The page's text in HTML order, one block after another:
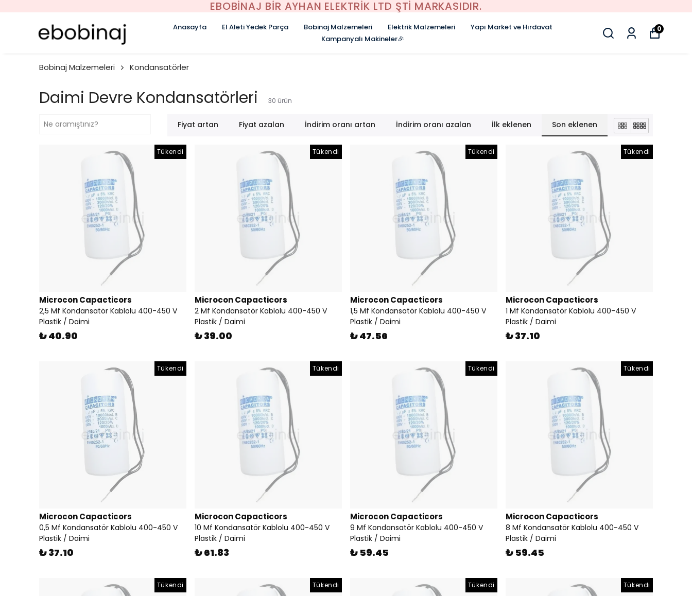
EBOBİNAJ BİR AYHAN ELEKTRİK LTD ŞTİ MARKASIDIR.
Anasayfa El Aleti Yedek Parça Bobinaj Malzemeleri Elektrik Malzemeleri
Yapı Market ve Hırdavat
Kampanyalı Makineler🎉
0
Bobinaj Malzemeleri Kondansatörler
Daimi Devre Kondansatörleri 30 ürün
Fiyat artan Fiyat azalan İndirim oranı artan İndirim oranı azalan İlk eklenen Son eklenen
Tükendi
Microcon Capacticors
2,5 Mf Kondansatör Kablolu 400-450 V
Plastik / Daimi
₺ 40.90
Tükendi
Microcon Capacticors
2 Mf Kondansatör Kablolu 400-450 V
Plastik / Daimi
₺ 39.00
Tükendi
Microcon Capacticors
1,5 Mf Kondansatör Kablolu 400-450 V
Plastik / Daimi
₺ 47.56
Tükendi
Microcon Capacticors
1 Mf Kondansatör Kablolu 400-450 V
Plastik / Daimi
₺ 37.10
Tükendi
Microcon Capacticors
0,5 Mf Kondansatör Kablolu 400-450 V
Plastik / Daimi
₺ 37.10
Tükendi
Microcon Capacticors
10 Mf Kondansatör Kablolu 400-450 V
Plastik / Daimi
₺ 61.83
Tükendi
Microcon Capacticors
9 Mf Kondansatör Kablolu 400-450 V
Plastik / Daimi
₺ 59.45
Tükendi
Microcon Capacticors
8 Mf Kondansatör Kablolu 400-450 V
Plastik / Daimi
₺ 59.45
Tükendi Tükendi Tükendi Tükendi